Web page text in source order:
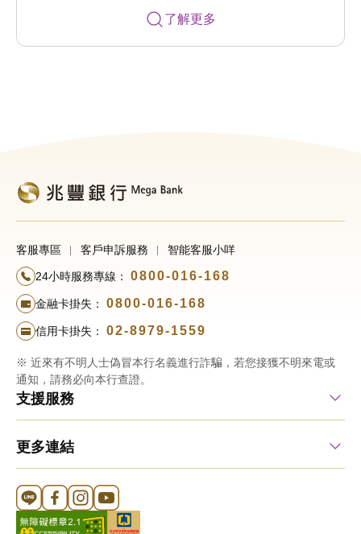
了解更多
客服專區 客戶申訴服務 智能客服小咩
24小時服務專線： 0800-016-168
金融卡掛失： 0800-016-168
信用卡掛失： 02-8979-1559
※ 近來有不明人士偽冒本行名義進行詐騙，若您接獲不明來電或
通知，請務必向本行查證。
支援服務
更多連結
Line 官方帳號
FB 官方帳號
Instagram 官方帳號
YouTube 官方帳號